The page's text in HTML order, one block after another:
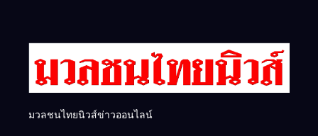
มวลชนไทยนิวส์ข่าวออนไลน์